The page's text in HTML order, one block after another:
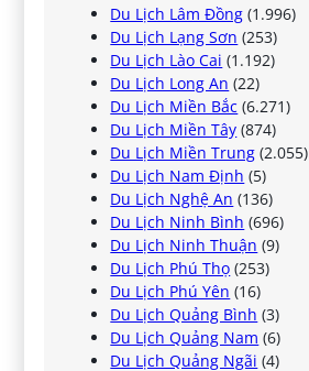
Du Lịch Lâm Đồng (1.996)
Du Lịch Lạng Sơn (253)
Du Lịch Lào Cai (1.192)
Du Lịch Long An (22)
Du Lịch Miền Bắc (6.271)
Du Lịch Miền Tây (874)
Du Lịch Miền Trung (2.055)
Du Lịch Nam Định (5)
Du Lịch Nghệ An (136)
Du Lịch Ninh Bình (696)
Du Lịch Ninh Thuận (9)
Du Lịch Phú Thọ (253)
Du Lịch Phú Yên (16)
Du Lịch Quảng Bình (3)
Du Lịch Quảng Nam (6)
Du Lịch Quảng Ngãi (4)